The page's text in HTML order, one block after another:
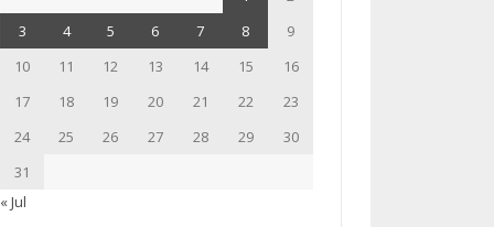
3
4 5 6 7 8
9
10
11 12 13 14 15
16
17
18 19 20 21 22
23
24
25 26 27 28 29
30
31
« Jul